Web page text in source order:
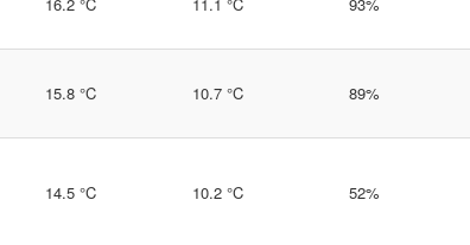
15.8 °C 10.7 °C 89%
14.5 °C 10.2 °C 52%